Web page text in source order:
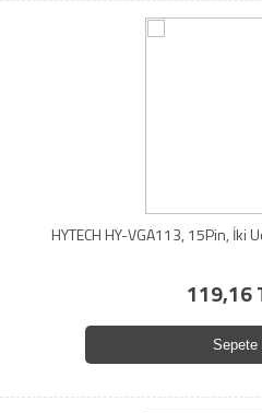
HYTECH HY-VGA113, 15Pin, İki
119,16
Sepete